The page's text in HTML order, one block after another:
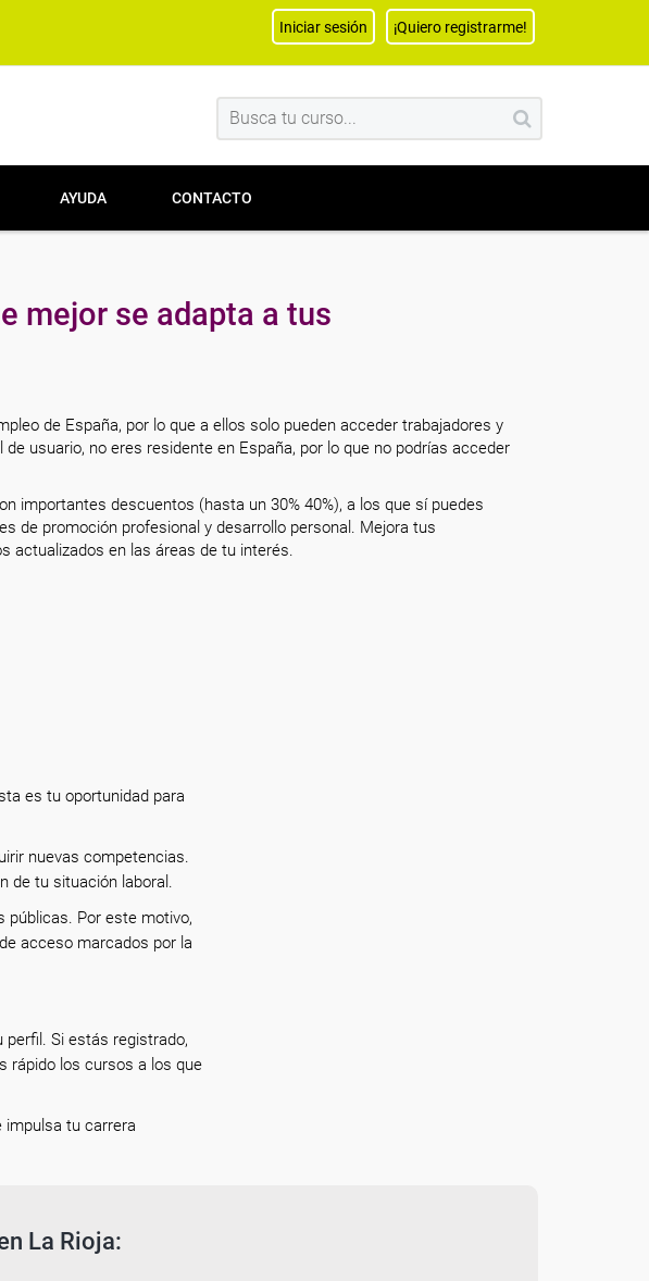
Iniciar sesión ¡Quiero registrarme!
AYUDA CONTACTO
mejor se adapta a tus
de España, por lo que a ellos solo pueden acceder trabajadores y
usuario, no eres residente en España, por lo que no podrías acceder
importantes descuentos (hasta un 30% 40%), a los que sí puedes
de promoción profesional y desarrollo personal. Mejora tus
actualizados en las áreas de tu interés.
es tu oportunidad para
nuevas competencias.
de tu situación laboral.
Por este motivo,
acceso marcados por la
Si estás registrado,
rápido los cursos a los que
impulsa tu carrera
La Rioja: